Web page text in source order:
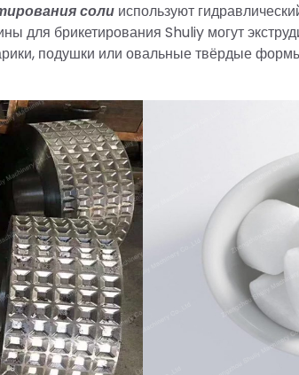
соли используют
для брикетирования Shuliy могут
подушки или овальные твёрдые